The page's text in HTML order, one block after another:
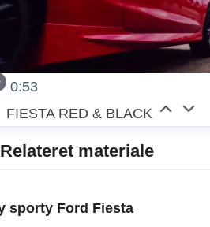
0:53
FIESTA RED & BLACK
Relateret materiale
sporty Ford Fiesta